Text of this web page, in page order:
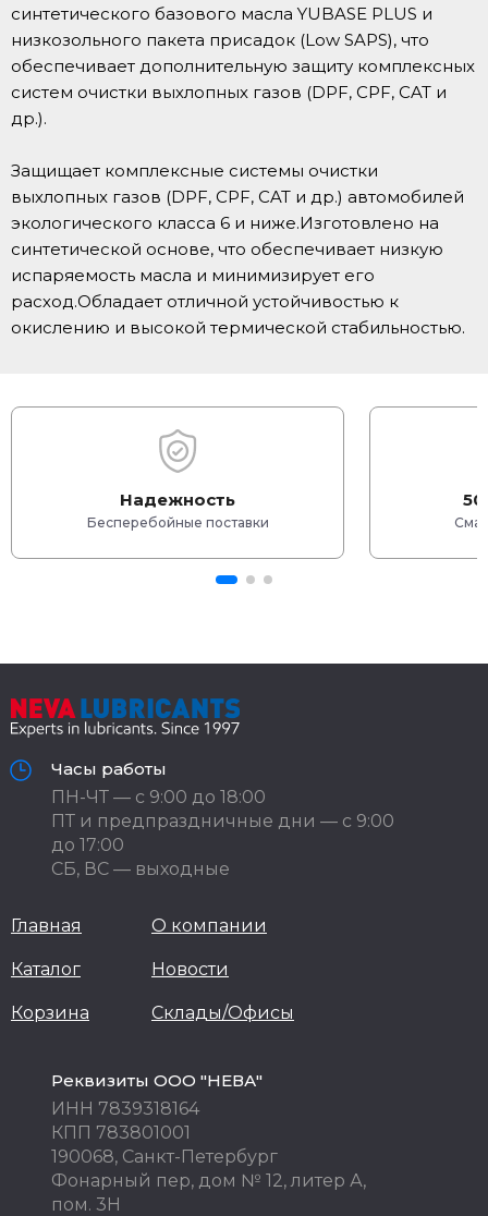
синтетического базового масла YUBASE PLUS и
низкозольного пакета присадок (Low SAPS), что
обеспечивает дополнительную защиту комплексных
систем очистки выхлопных газов (DPF, CPF, CAT и
др.).
Защищает комплексные системы очистки
выхлопных газов (DPF, CPF, CAT и др.) автомобилей
экологического класса 6 и ниже.Изготовлено на
синтетической основе, что обеспечивает низкую
испаряемость масла и минимизирует его
расход.Обладает отличной устойчивостью к
окислению и высокой термической стабильностью.
Надежность
Бесперебойные поставки
Часы работы
ПН-ЧТ — с 9:00 до 18:00
ПТ и предпраздничные дни — с 9:00
до 17:00
СБ, ВС — выходные
Главная
Каталог
Корзина
О компании
Новости
Склады/Офисы
Реквизиты ООО "НЕВА"
ИНН 7839318164
КПП 783801001
190068, Санкт-Петербург
Фонарный пер, дом № 12, литер А,
пом. 3Н